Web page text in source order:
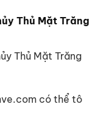
Thủ Mặt Trăng
Thủ Mặt Trăng
có thể tô